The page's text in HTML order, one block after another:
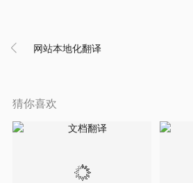
 网站本地化翻译
猜你喜欢